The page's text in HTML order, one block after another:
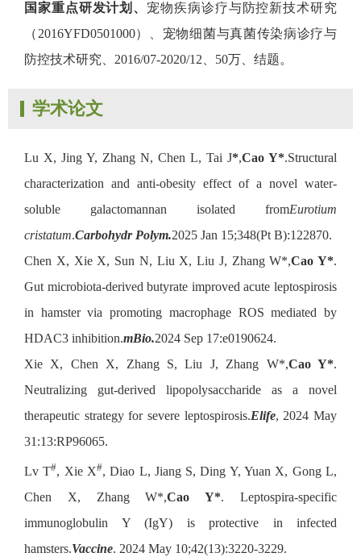
国家重点研发计划、 宠物疾病诊疗与防控新技术研究
（2016YFD0501000）、宠物细菌与真菌传染病诊疗与
防控技术研究、2016/07-2020/12、50万、结题。
学术论文
Lu X, Jing Y, Zhang N, Chen L, Tai J*,Cao Y*.Structural
characterization and anti-obesity effect of a novel water-
soluble galactomannan isolated fromEurotium
cristatum.Carbohydr Polym.2025 Jan 15;348(Pt B):122870.
Chen X, Xie X, Sun N, Liu X, Liu J, Zhang W*,Cao Y*.
Gut microbiota-derived butyrate improved acute leptospirosis
in hamster via promoting macrophage ROS mediated by
HDAC3 inhibition.mBio.2024 Sep 17:e0190624.
Xie X, Chen X, Zhang S, Liu J, Zhang W*,Cao Y*.
Neutralizing gut-derived lipopolysaccharide as a novel
therapeutic strategy for severe leptospirosis.Elife, 2024 May
31:13:RP96065.
Lv T#, Xie X#, Diao L, Jiang S, Ding Y, Yuan X, Gong L,
Chen X, Zhang W*,Cao Y*. Leptospira-specific
immunoglobulin Y (IgY) is protective in infected
hamsters.Vaccine. 2024 May 10;42(13):3220-3229.